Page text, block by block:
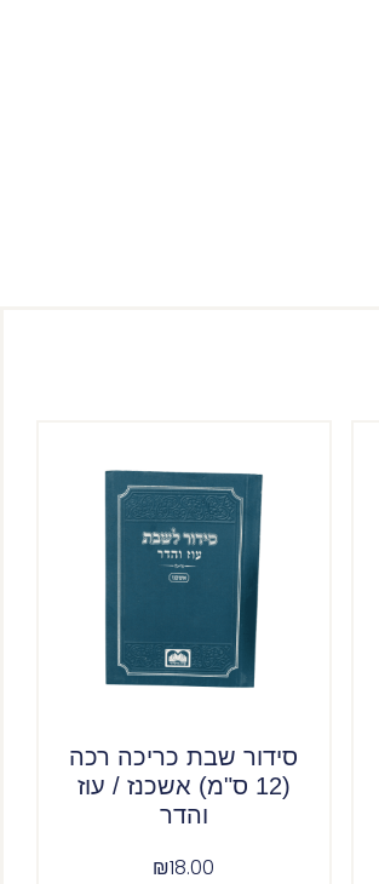
סידור שבת כריכה רכה
(12 ס"מ) אשכנז / עוז
והדר
₪18.00